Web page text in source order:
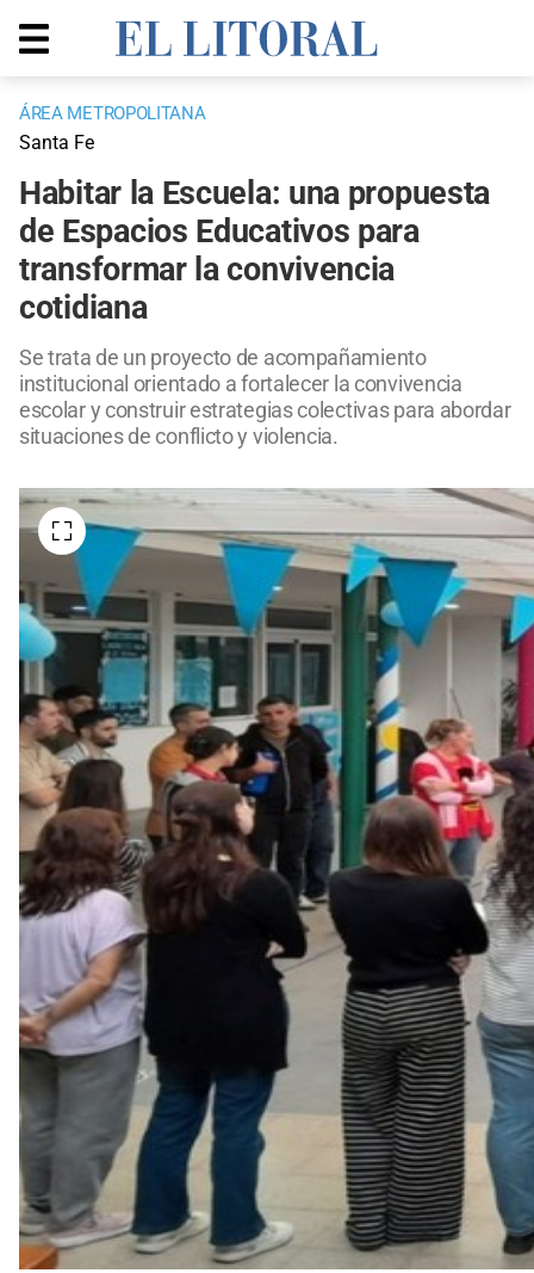
ÁREA METROPOLITANA
Santa Fe
Habitar la Escuela: una propuesta
de Espacios Educativos para
transformar la convivencia
cotidiana
Se trata de un proyecto de acompañamiento
institucional orientado a fortalecer la convivencia
escolar y construir estrategias colectivas para abordar
situaciones de conflicto y violencia.